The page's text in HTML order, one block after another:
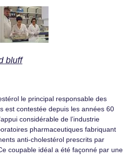
bluff
le principal responsable des
est contestée depuis les années 60
considérable de l’industrie
pharmaceutiques fabriquant
anti-cholestérol prescrits par
coupable idéal a été façonné par une